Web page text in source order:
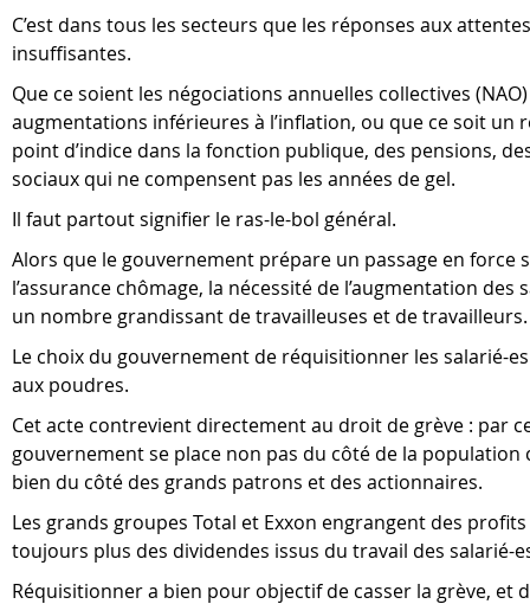
C’est dans tous les secteurs que les réponses aux
insuffisantes.
Que ce soient les négociations annuelles collectives
augmentations inférieures à l’inflation, ou que ce soit un
point d’indice dans la fonction publique, des pensions,
sociaux qui ne compensent pas les années de gel.
Il faut partout signifier le ras-le-bol général.
Alors que le gouvernement prépare un passage en force
l’assurance chômage, la nécessité de l’augmentation
un nombre grandissant de travailleuses et de travailleurs.
Le choix du gouvernement de réquisitionner les salarié-
aux poudres.
Cet acte contrevient directement au droit de grève : par
gouvernement se place non pas du côté de la population
bien du côté des grands patrons et des actionnaires.
Les grands groupes Total et Exxon engrangent des
toujours plus des dividendes issus du travail des salarié-
Réquisitionner a bien pour objectif de casser la grève, et